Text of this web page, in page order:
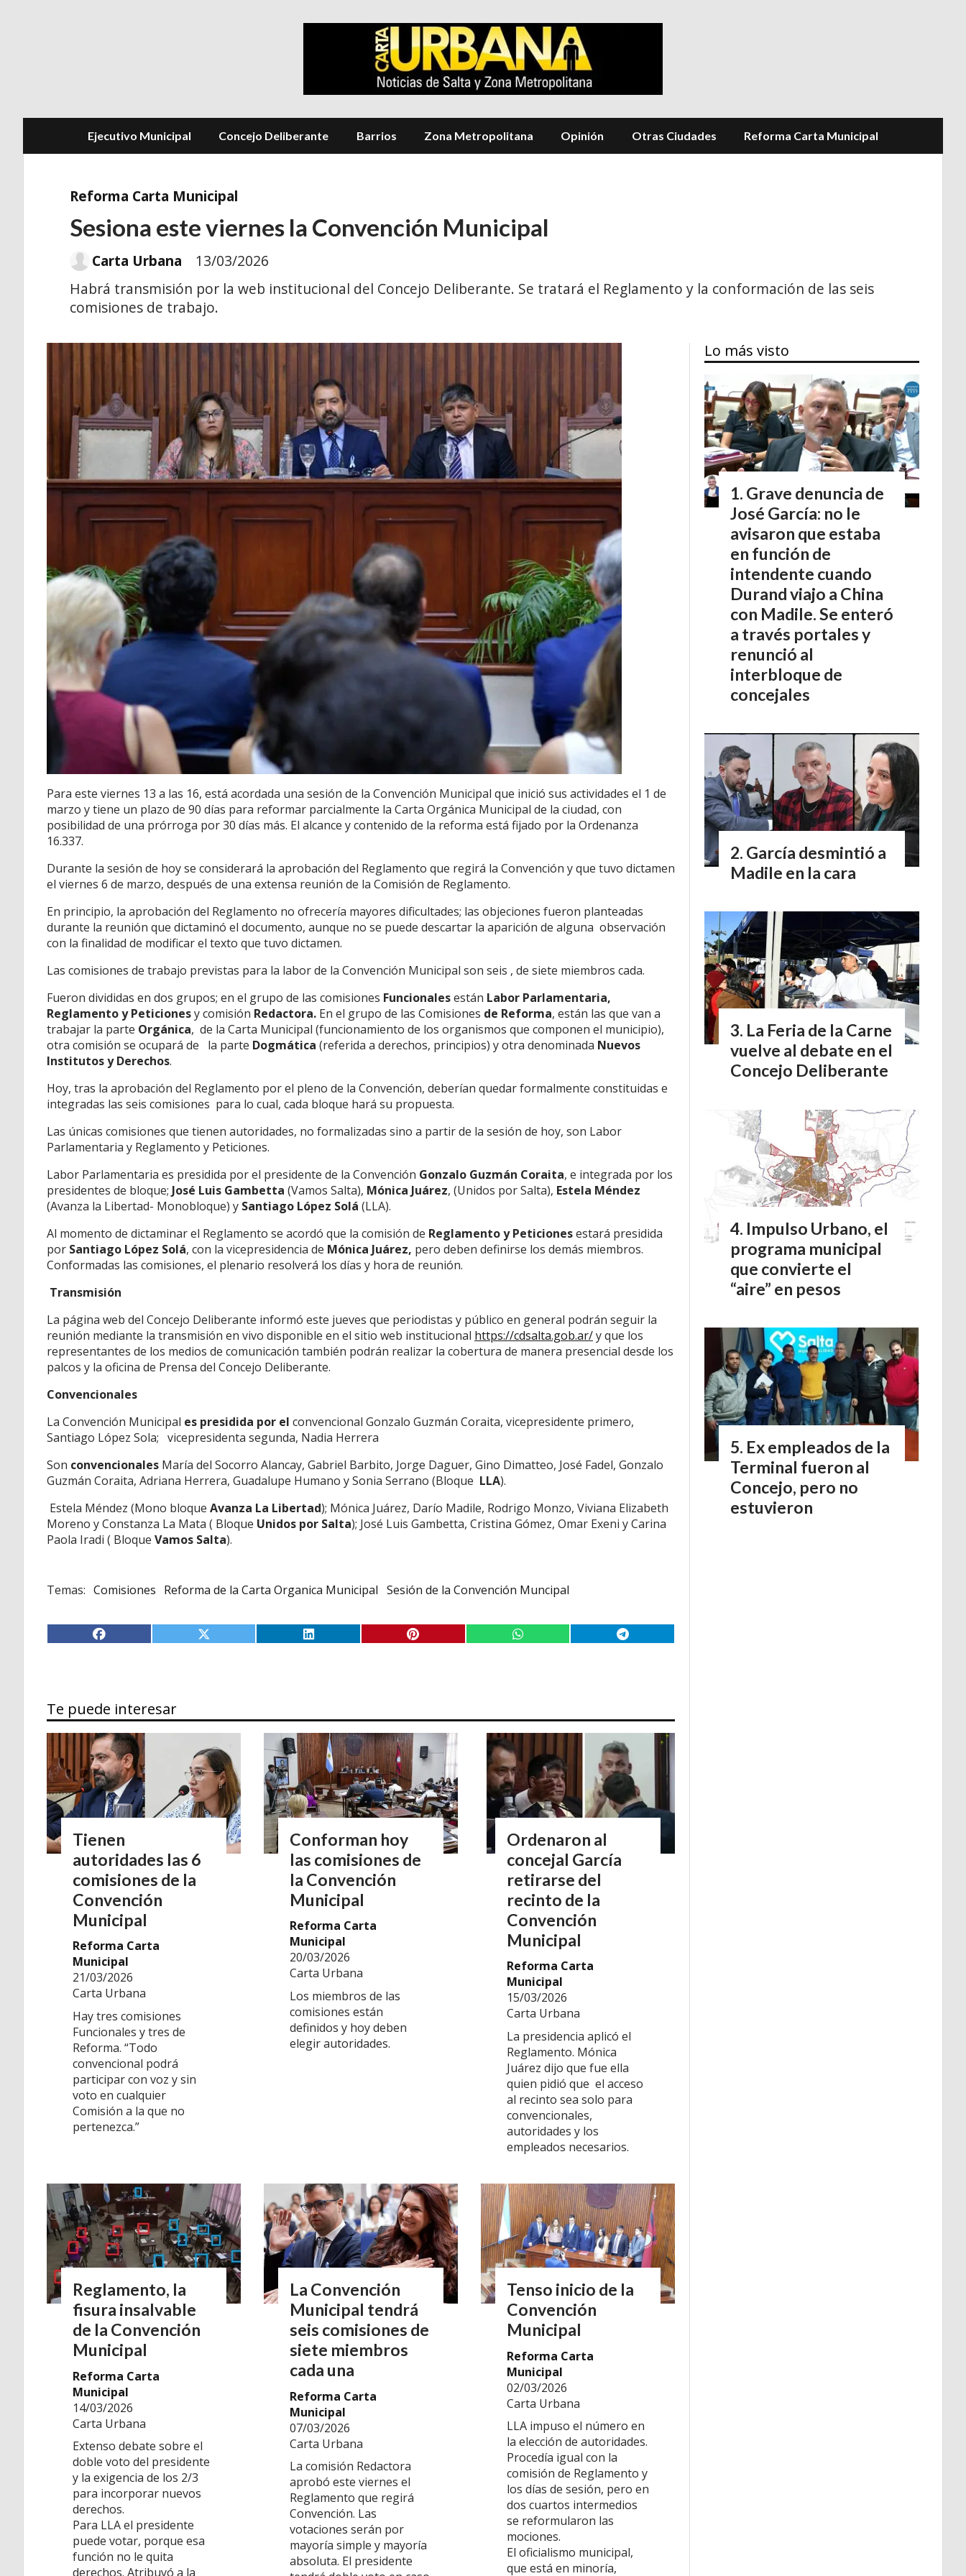
Ejecutivo Municipal Concejo Deliberante Barrios Zona Metropolitana Opinión Otras Ciudades Reforma Carta Municipal
Sesiona este viernes la Convención Municipal
Habrá transmisión por la web institucional del Concejo Deliberante. Se tratará el Reglamento y la conformación de las seis
comisiones de trabajo.
Reforma Carta Municipal
13/03/2026
Carta Urbana
Para este viernes 13 a las 16, está acordada una sesión de la Convención Municipal que inició sus actividades el 1 de
marzo y tiene un plazo de 90 días para reformar parcialmente la Carta Orgánica Municipal de la ciudad, con
posibilidad de una prórroga por 30 días más. El alcance y contenido de la reforma está fijado por la Ordenanza
16.337.
Durante la sesión de hoy se considerará la aprobación del Reglamento que regirá la Convención y que tuvo dictamen
el viernes 6 de marzo, después de una extensa reunión de la Comisión de Reglamento.
En principio, la aprobación del Reglamento no ofrecería mayores dificultades; las objeciones fueron planteadas
durante la reunión que dictaminó el documento, aunque no se puede descartar la aparición de alguna observación
con la finalidad de modificar el texto que tuvo dictamen.
Las comisiones de trabajo previstas para la labor de la Convención Municipal son seis , de siete miembros cada.
Fueron divididas en dos grupos; en el grupo de las comisiones Funcionalesestán Labor Parlamentaria,
Reglamento y Peticionesy comisión Redactora. En el grupo de las Comisiones de Reforma, están las que van a
trabajar la parte Orgánica, de la Carta Municipal (funcionamiento de los organismos que componen el municipio),
otra comisión se ocupará de
la parte Dogmática (referida a derechos, principios) y otra denominada Nuevos
Institutos y Derechos.
Hoy, tras la aprobación del Reglamento por el pleno de la Convención, deberían quedar formalmente constituidas e
integradas las seis comisiones para lo cual, cada bloque hará su propuesta.
Las únicas comisiones que tienen autoridades, no formalizadas sino a partir de la sesión de hoy, son Labor
Parlamentaria y Reglamento y Peticiones.
Labor Parlamentaria es presidida por el presidente de la Convención Gonzalo Guzmán Coraita, e integrada por los
presidentes de bloque; José Luis Gambetta (Vamos Salta), Mónica Juárez, (Unidos por Salta), Estela Méndez
(Avanza la Libertad- Monobloque) y Santiago López Solá (LLA).
Al momento de dictaminar el Reglamento se acordó que la comisión de Reglamento y Peticionesestará presidida
por Santiago López Solá, con la vicepresidencia de Mónica Juárez, pero deben definirse los demás miembros.
Conformadas las comisiones, el plenario resolverá los días y hora de reunión.
Transmisión
La página web del Concejo Deliberante informó este jueves que periodistas y público en general podrán seguir la
reunión mediante la transmisión en vivo disponible en el sitio web institucional https://cdsalta.gob.ar/y que los
representantes de los medios de comunicación también podrán realizar la cobertura de manera presencial desde los
palcos y la oficina de Prensa del Concejo Deliberante.
Convencionales
La Convención Municipal es presidida por el convencional Gonzalo Guzmán Coraita, vicepresidente primero,
Santiago López Sola; vicepresidenta segunda, Nadia Herrera
Son convencionales María del Socorro Alancay, Gabriel Barbito, Jorge Daguer, Gino Dimatteo, José Fadel, Gonzalo
Guzmán Coraita, Adriana Herrera, Guadalupe Humano y Sonia Serrano (Bloque LLA).
Estela Méndez (Mono bloque Avanza La Libertad); Mónica Juárez, Darío Madile, Rodrigo Monzo, Viviana Elizabeth
Moreno y Constanza La Mata ( Bloque Unidos por Salta); José Luis Gambetta, Cristina Gómez, Omar Exeni y Carina
Paola Iradi ( Bloque Vamos Salta).
Comisiones Reforma de la Carta Organica Municipal Sesión de la Convención Muncipal
Te puede interesar
Tienen
autoridades las 6
comisiones de la
Convención
Municipal
Carta Urbana
Reforma Carta
Municipal
21/03/2026
Hay tres comisiones
Funcionales y tres de
Reforma. “Todo
convencional podrá
participar con voz y sin
voto en cualquier
Comisión a la que no
pertenezca.”
Conforman hoy
las comisiones de
la Convención
Municipal
Carta Urbana
Reforma Carta
Municipal
20/03/2026
Los miembros de las
comisiones están
definidos y hoy deben
elegir autoridades.
Ordenaron al
concejal García
retirarse del
recinto de la
Convención
Municipal
Carta Urbana
Reforma Carta
Municipal
15/03/2026
La presidencia aplicó el
Reglamento. Mónica
Juárez dijo que fue ella
quien pidió que el acceso
al recinto sea solo para
convencionales,
autoridades y los
empleados necesarios.
Reglamento, la
fisura insalvable
de la Convención
Municipal
Carta Urbana
Reforma Carta
Municipal
14/03/2026
Extenso debate sobre el
doble voto del presidente
y la exigencia de los 2/3
para incorporar nuevos
derechos.
Para LLA el presidente
puede votar, porque esa
función no le quita
derechos. Atribuyó a la
La Convención
Municipal tendrá
seis comisiones de
siete miembros
cada una
Carta Urbana
Reforma Carta
Municipal
07/03/2026
La comisión Redactora
aprobó este viernes el
Reglamento que regirá
Convención. Las
votaciones serán por
mayoría simple y mayoría
absoluta. El presidente
Tenso inicio de la
Convención
Municipal
Carta Urbana
Reforma Carta
Municipal
02/03/2026
LLA impuso el número en
la elección de autoridades.
Procedía igual con la
comisión de Reglamento y
los días de sesión, pero en
dos cuartos intermedios
se reformularon las
mociones.
El oficialismo municipal,
que está en minoría,
Lo más visto
Grave denuncia de
José García: no le
avisaron que estaba
en función de
intendente cuando
Durand viajo a China
con Madile. Se enteró
a través portales y
renunció al
interbloque de
concejales
García desmintió a
Madile en la cara
La Feria de la Carne
vuelve al debate en el
Concejo Deliberante
Impulso Urbano, el
programa municipal
que convierte el
“aire” en pesos
Ex empleados de la
Terminal fueron al
Concejo, pero no
estuvieron